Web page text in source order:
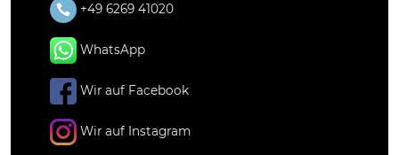
+49 6269 41020
WhatsApp
Wir auf Facebook
Wir auf Instagram